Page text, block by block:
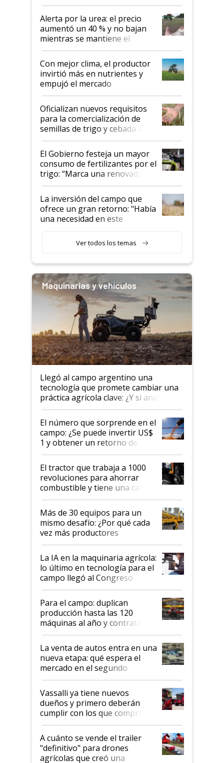
Alerta por la urea: el precio
aumentó un 40 % y no bajan
mientras se mantiene el
conflicto en Medio Oriente
Con mejor clima, el productor
invirtió más en nutrientes y
empujó el mercado
Oficializan nuevos requisitos
para la comercialización de
semillas de trigo y cebada a
granel
El Gobierno festeja un mayor
consumo de fertilizantes por el
trigo: “Marca una renovada
confianza de los productores”
La inversión del campo que
ofrece un gran retorno: "Había
una necesidad en este
Ver todos los temas
Maquinarias y vehículos
Llegó al campo argentino una
tecnología que promete cambiar una
práctica agrícola clave: ¿Y si analizar
el suelo fuera tan simple como
apretar un botón?
El número que sorprende en el
campo: ¿Se puede invertir US$
1 y obtener un retorno de
hasta US$ 10 en agricultura?
El tractor que trabaja a 1000
revoluciones para ahorrar
combustible y tiene una cabina
que parece una computadora:
lo último en el mundo,
disponible en Argentina
Más de 30 equipos para un
mismo desafío: ¿Por qué cada
vez más productores
incorporan fertilizante bajo
tierra?
La IA en la maquinaria agrícola:
lo último en tecnología para el
campo llegó al Congreso
Aapresid 2026
Para el campo: duplican
producción hasta las 120
máquinas al año y contratan
especialistas de la industria
automotriz para lograrlo
La venta de autos entra en una
nueva etapa: qué espera el
mercado en el segundo
semestre
Vassalli ya tiene nuevos
dueños y primero deberán
cumplir con los que compraron
cosechadoras y todavía no las
recibieron: quién está detrás
del rescate de la empresa
A cuánto se vende el trailer
"definitivo" para drones
agrícolas que creó una